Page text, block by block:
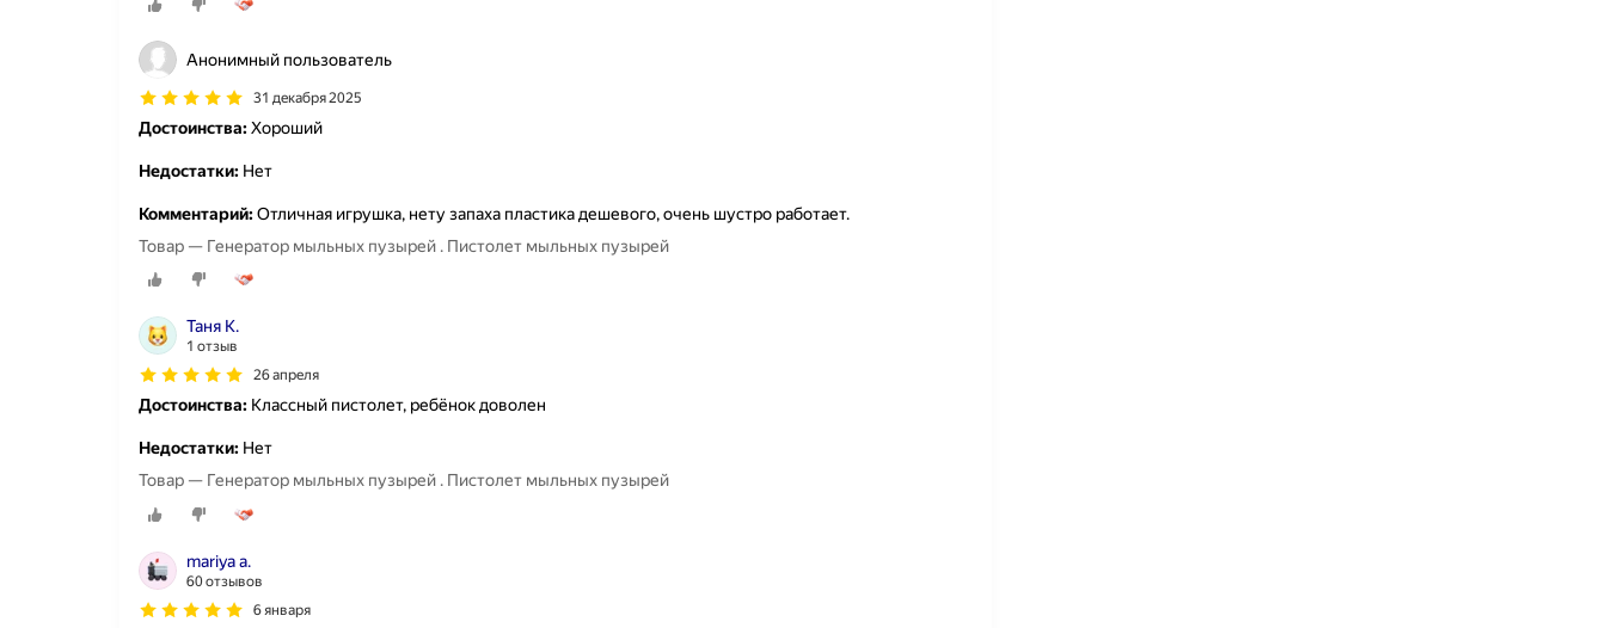
Анонимный пользователь
31 декабря 2025
Достоинства:Хороший
Недостатки: Нет
Комментарий:Отличная игрушка, нету запаха пластика дешевого, очень шустро работает.
Товар — Генератор мыльных пузырей . Пистолет мыльных пузырей
Таня К.
1 отзыв
26 апреля
Достоинства: Классный пистолет, ребёнок доволен
Недостатки: Нет
Товар — Генератор мыльных пузырей . Пистолет мыльных пузырей
mariya a.
60 отзывов
6 января